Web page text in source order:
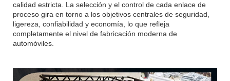
calidad estricta. La selección y el control de cada enlace de
proceso gira en torno a los objetivos centrales de seguridad,
ligereza, confiabilidad y economía, lo que refleja
completamente el nivel de fabricación moderna de
automóviles.